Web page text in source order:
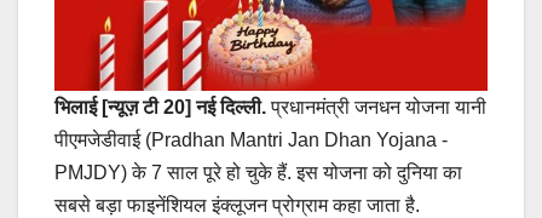
भिलाई [न्यूज़ टी 20] नई दिल्ली.प्रधानमंत्री जनधन योजना यानी
पीएमजेडीवाई (Pradhan Mantri Jan Dhan Yojana -
PMJDY) के 7 साल पूरे हो चुके हैं. इस योजना को दुनिया का
सबसे बड़ा फाइनेंशियल इंक्लूजन प्रोग्राम कहा जाता है.